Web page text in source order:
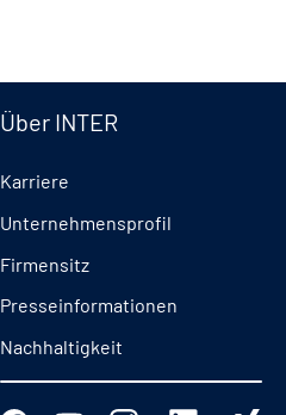
Über INTER
Karriere
Unternehmensprofil
Firmensitz
Presseinformationen
Nachhaltigkeit